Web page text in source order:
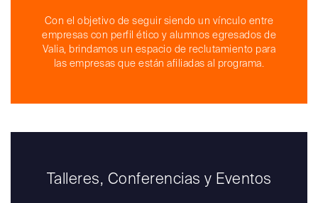
Con el objetivo de seguir siendo un vínculo entre
empresas con perfil ético y alumnos egresados de
Valia, brindamos un espacio de reclutamiento para
las empresas que están afiliadas al programa.
Talleres, Conferencias y Eventos